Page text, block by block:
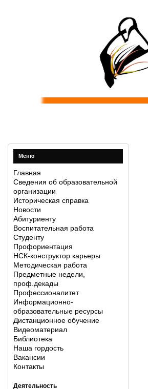
Меню
Главная
Сведения об образовательной
организации
Историческая справка
Новости
Абитуриенту
Воспитательная работа
Студенту
Профориентация
НСК-конструктор карьеры
Методическая работа
Предметные недели,
проф.декады
Профессионалитет
Информационно-
образовательные ресурсы
Дистанционное обучение
Видеоматериал
Библиотека
Наша гордость
Вакансии
Контакты
Деятельность